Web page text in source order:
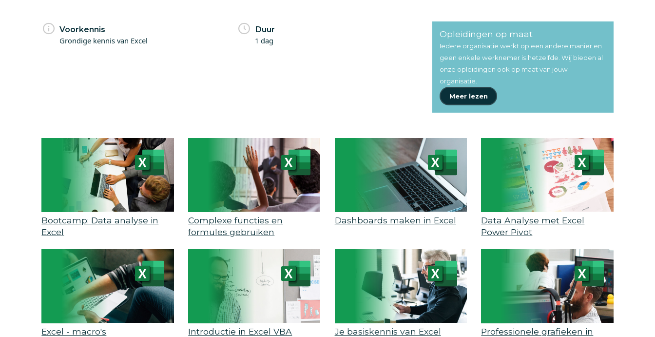
Voorkennis
Grondige kennis van Excel
Duur
1 dag
Opleidingen op maat
Iedere organisatie werkt op een andere manier en
geen enkele werknemer is hetzelfde. Wij bieden al
onze opleidingen ook op maat van jouw
organisatie.
Meer lezen
Bootcamp: Data analyse in
Excel
Complexe functies en
formules gebruiken
Dashboards maken in Excel
Data Analyse met Excel
Power Pivot
Excel - macro's Introductie in Excel VBA
Je basiskennis van Excel
Professionele grafieken in